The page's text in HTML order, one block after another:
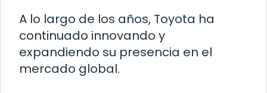
A lo largo de los años, Toyota ha
continuado innovando y
expandiendo su presencia en el
mercado global.